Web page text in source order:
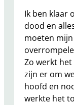
Ik ben klaar
dood en
moeten
Zo werkt
zijn er om
hoofd en
werkte het